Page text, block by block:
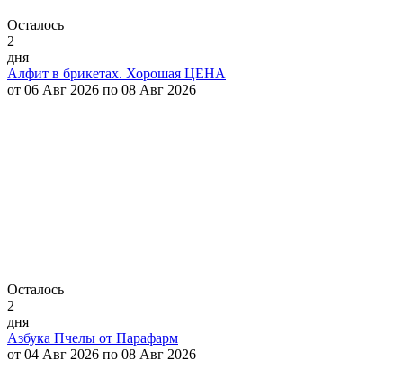
Осталось
2
дня
Алфит в брикетах. Хорошая ЦЕНА
от 06 Авг 2026 по 08 Авг 2026
Осталось
2
дня
Азбука Пчелы от Парафарм
от 04 Авг 2026 по 08 Авг 2026